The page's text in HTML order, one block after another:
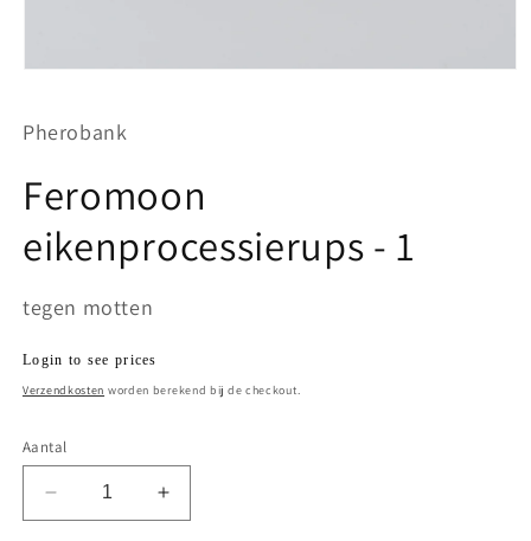
in
Pherobank
Feromoon
eikenprocessierups - 1
tegen motten
Normale
prijs
Login to see prices
Verzendkosten worden berekend bij de checkout.
Aantal
Aantal
verlagen
Aantal
verhogen